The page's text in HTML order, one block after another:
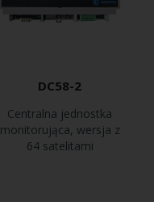
DC58-2
Centralna jednostka
monitorująca, wersja z
64 satelitami